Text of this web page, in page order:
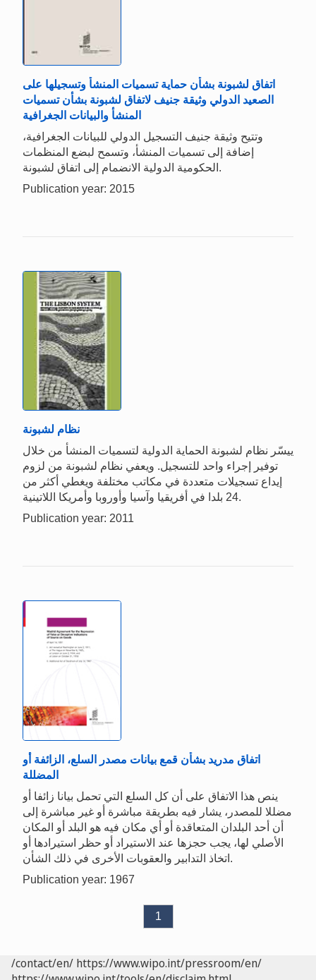
اتفاق لشبونة بشأن حماية تسميات المنشأ وتسجيلها على
الصعيد الدولي وثيقة جنيف لاتفاق لشبونة بشأن تسميات
المنشأ والبيانات الجغرافية
وتتيح وثيقة جنيف التسجيل الدولي للبيانات الجغرافية،
إضافة إلى تسميات المنشأ، وتسمح لبضع المنظمات
الحكومية الدولية الانضمام إلى اتفاق لشبونة.
Publication year: 2015
نظام لشبونة
ييسّر نظام لشبونة الحماية الدولية لتسميات المنشأ من خلال
توفير إجراء واحد للتسجيل. ويعفي نظام لشبونة من لزوم
إيداع تسجيلات متعددة في مكاتب مختلفة ويغطي أكثر من
24 بلدا في أفريقيا وآسيا وأوروبا وأمريكا اللاتينية.
Publication year: 2011
اتفاق مدريد بشأن قمع بيانات مصدر السلع، الزائفة أو
المضللة
ينص هذا الاتفاق على أن كل السلع التي تحمل بيانا زائفا أو
مضللا للمصدر، يشار فيه بطريقة مباشرة أو غير مباشرة إلى
أن أحد البلدان المتعاقدة أو أي مكان فيه هو البلد أو المكان
الأصلي لها، يجب حجزها عند الاستيراد أو حظر استيرادها أو
اتخاذ التدابير والعقوبات الأخرى في ذلك الشأن.
Publication year: 1967
1
/contact/en/ https://www.wipo.int/pressroom/en/